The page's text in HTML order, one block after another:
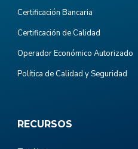
Certificación Bancaria
Certificación de Calidad
Operador Económico Autorizado
Política de Calidad y Seguridad
RECURSOS